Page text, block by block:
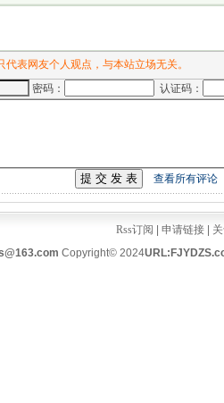
表网友个人观点，与本站立场无关。
密码： 认证码：
查看所有评论
Rss订阅 申请链接|
Copyright© 2024